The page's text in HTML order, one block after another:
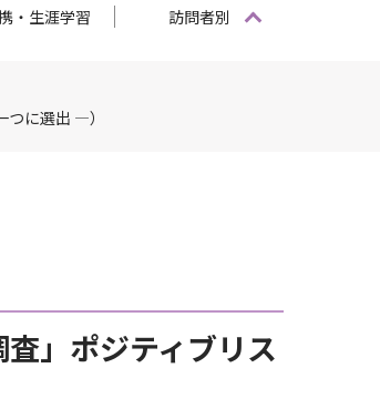
・生涯学習 訪問者別
に選出 ―）
」ポジティブリス